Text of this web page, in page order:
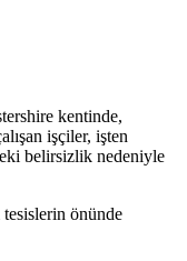
kentinde,
işçiler, işten
belirsizlik nedeniyle
önünde